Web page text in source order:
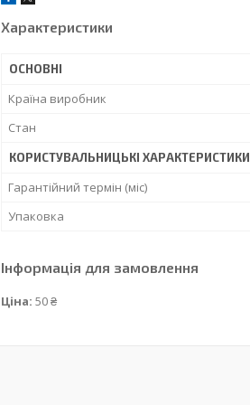
Характеристики
ОСНОВНІ
Країна виробник
Стан
КОРИСТУВАЛЬНИЦЬКІ ХАРАКТЕРИСТИКИ
Гарантійний термін (міс)
Упаковка
Інформація для замовлення
Ціна: 50 ₴